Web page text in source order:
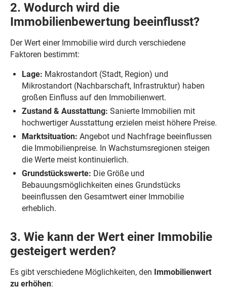
2. Wodurch wird die
Immobilienbewertung beeinflusst?
Der Wert einer Immobilie wird durch verschiedene
Faktoren bestimmt:
Lage: Makrostandort (Stadt, Region) und
Mikrostandort (Nachbarschaft, Infrastruktur) haben
großen Einfluss auf den Immobilienwert.
Zustand & Ausstattung: Sanierte Immobilien mit
hochwertiger Ausstattung erzielen meist höhere Preise.
Marktsituation: Angebot und Nachfrage beeinflussen
die Immobilienpreise. In Wachstumsregionen steigen
die Werte meist kontinuierlich.
Grundstückswerte: Die Größe und
Bebauungsmöglichkeiten eines Grundstücks
beeinflussen den Gesamtwert einer Immobilie
erheblich.
3. Wie kann der Wert einer Immobilie
gesteigert werden?
Es gibt verschiedene Möglichkeiten, den Immobilienwert
zu erhöhen: